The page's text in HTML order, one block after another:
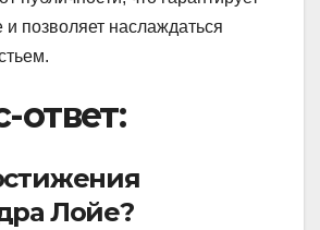
позволяет наслаждаться
ответ:
Лойе?